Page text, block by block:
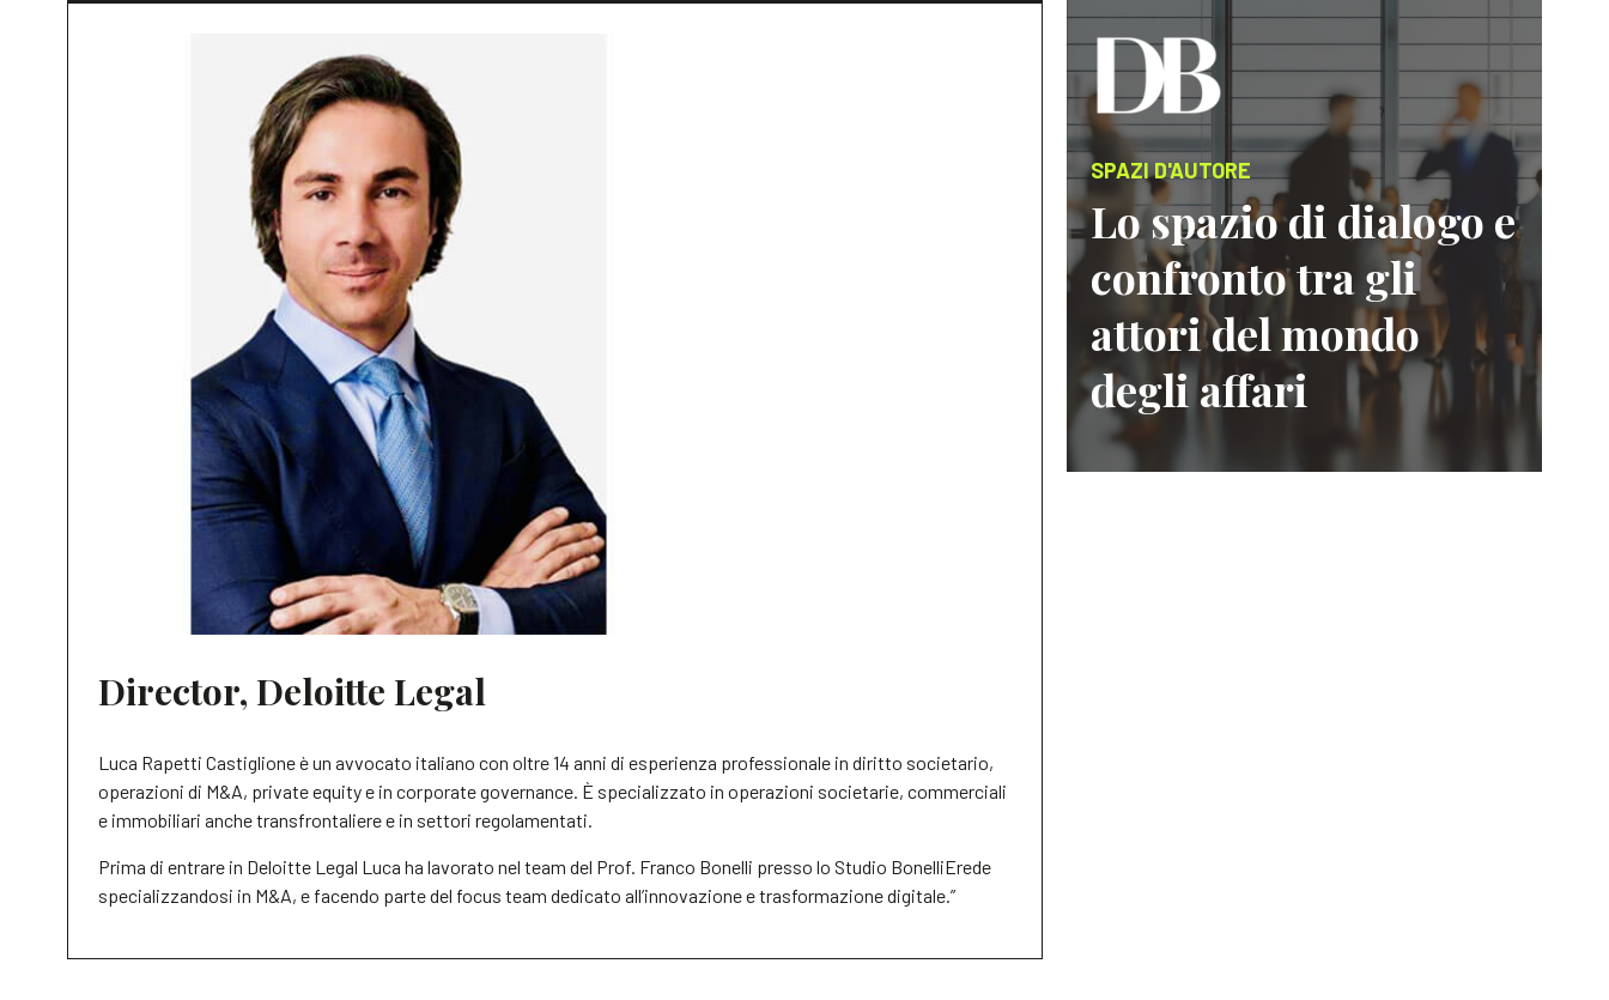
Director, Deloitte Legal
Luca Rapetti Castiglione è un avvocato italiano con oltre 14 anni di esperienza professionale in diritto societario,
operazioni di M&A, private equity e in corporate governance. È specializzato in operazioni societarie, commerciali
e immobiliari anche transfrontaliere e in settori regolamentati.
Prima di entrare in Deloitte Legal Luca ha lavorato nel team del Prof. Franco Bonelli presso lo Studio BonelliErede
specializzandosi in M&A, e facendo parte del focus team dedicato all’innovazione e trasformazione digitale.”
SPAZI D'AUTORE
Lo spazio di dialogo e
confronto tra gli
attori del mondo
degli affari